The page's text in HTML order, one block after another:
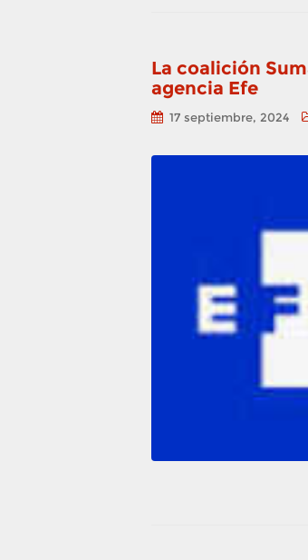
La coalición
agencia Efe
17 septiembre, 2024